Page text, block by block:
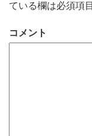
ている欄は必須項
コメント